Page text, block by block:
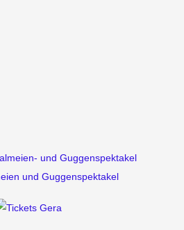
und Guggenspektakel